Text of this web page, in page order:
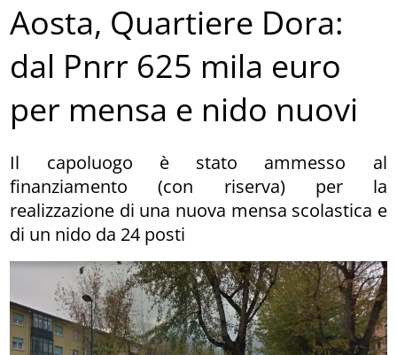
Aosta, Quartiere Dora:
dal Pnrr 625 mila euro
per mensa e nido nuovi
Il capoluogo è stato ammesso al
finanziamento (con riserva) per la
realizzazione di una nuova mensa scolastica e
di un nido da 24 posti